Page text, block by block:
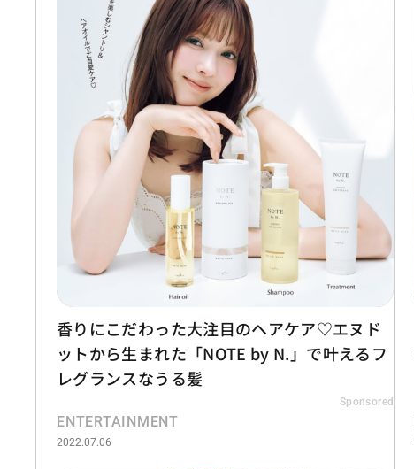
香りにこだわった大注目のヘアケア♡エヌド
ットから生まれた「NOTE by N.」で叶えるフ
レグランスなうる髪
Sponsored
ENTERTAINMENT
2022.07.06